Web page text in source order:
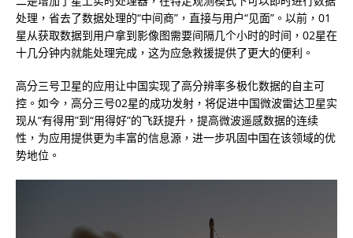
处理，省去了数据处理的“中间商”，直接与用户“见面”。以前，01
星从获取数据到用户拿到影像图需要间隔几个小时的时间，02星在
十几分钟内就能处理完成，这为应急救援提供了更大的便利。
高分三号卫星的应用让中国实现了高分辨率多极化数据的自主可
控。如今，高分三号02星的成功发射，将促进中国微波雷达卫星实
现从“有得用”到“用得好”的飞跃提升，提高微波遥感数据的连续
性，为应用提供更为丰富的信息源，进一步巩固中国在该领域的优
势地位。